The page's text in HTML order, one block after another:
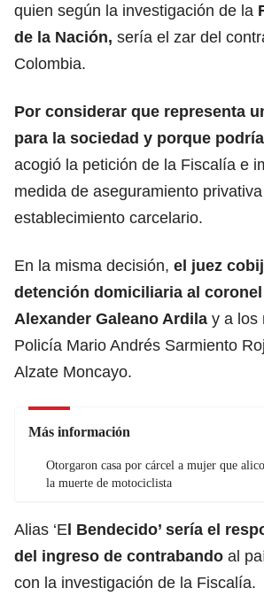
quien según la investigación de la
de la Nación, sería el zar del
Colombia.
Por considerar que representa
para la sociedad y porque
acogió la petición de la Fiscalía e
medida de aseguramiento
establecimiento carcelario.
En la misma decisión, el juez
detención domiciliaria al
Alexander Galeano Ardila y a los
Policía Mario Andrés Sarmiento
Alzate Moncayo.
Más información
Otorgaron casa por cárcel a mujer que
la muerte de motociclista
Alias ‘El Bendecido’ sería el
del ingreso de contrabando al
con la investigación de la Fiscalía.